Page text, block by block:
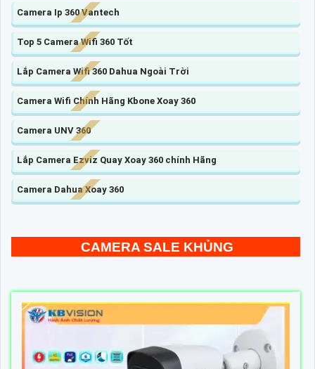
Camera Ip 360 Vantech
Top 5 Camera Wifi 360 Tốt
Lắp Camera Wifi 360 Dahua Ngoài Trời
Camera Wifi Chính Hãng Kbone Xoay 360
Camera UNV 360
Lắp Camera Ezviz Quay Xoay 360 chính Hãng
Camera Dahua Xoay 360
CAMERA SALE KHỦNG